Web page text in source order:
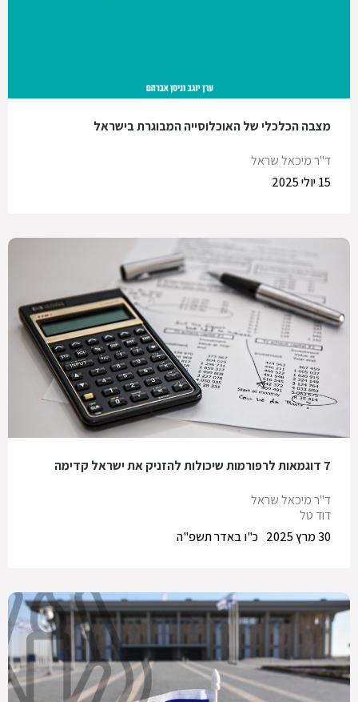
מצבה הכלכלי של האוכלוסייה המבוגרת בישראל
ד"ר מיכאל שראל
15 יולי 2025
7 דוגמאות לרפורמות שיכולות להזניק את ישראל קדימה
ד"ר מיכאל שראל
דוד טל
כ"ו באדר תשפ"ה
30 מרץ 2025